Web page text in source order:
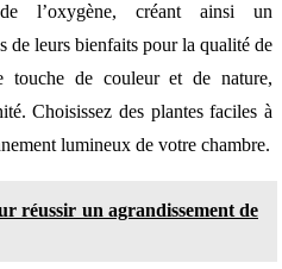
l’oxygène, créant ainsi un
de leurs bienfaits pour la qualité de
touche de couleur et de nature,
Choisissez des plantes faciles à
lumineux de votre chambre.
réussir un agrandissement de